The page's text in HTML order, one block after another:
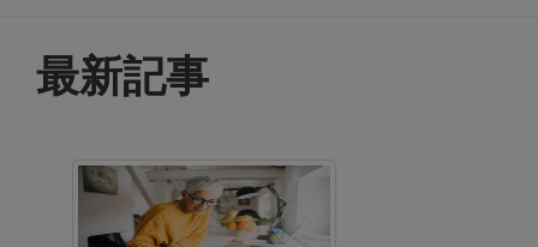
ゲームアプリプログラマー/ゲームエンジンプログ
ラマー
IOS・Androidエンジニア
東京 , 日本
最新記事